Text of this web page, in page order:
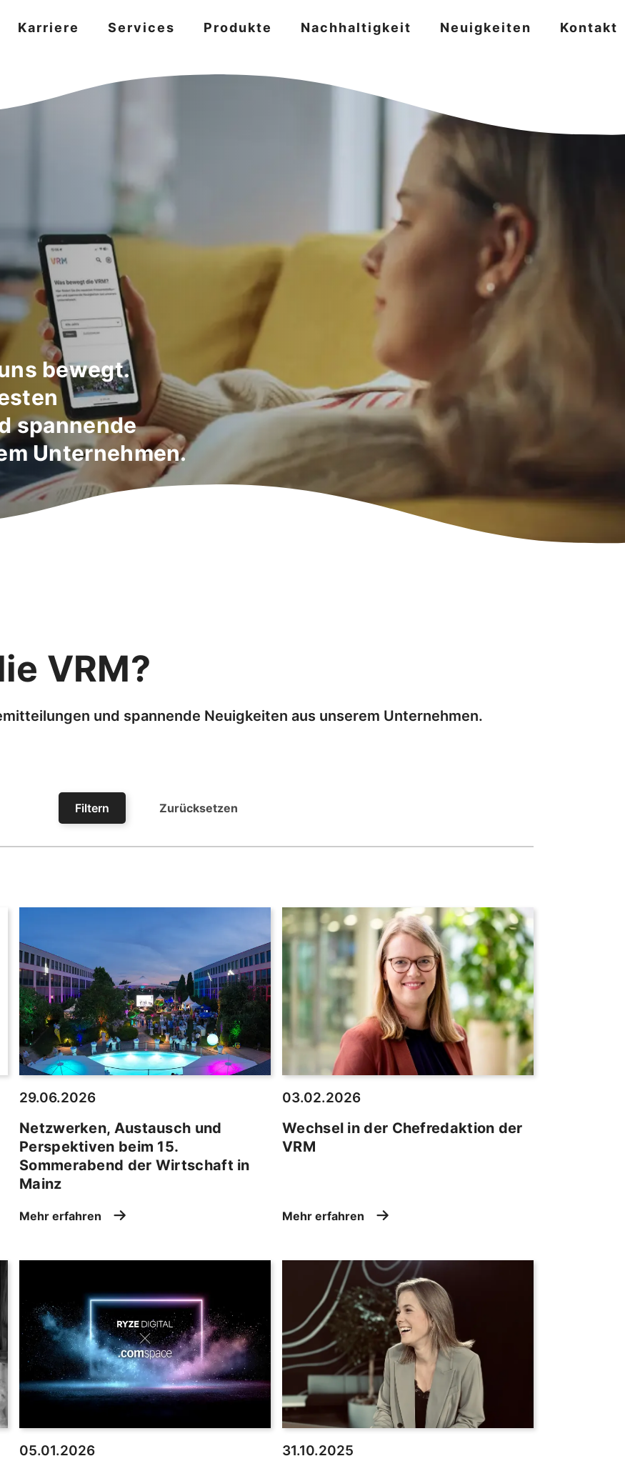
Karriere Services Produkte Nachhaltigkeit Neuigkeiten Kontakt
bewegt.
spannende
Unternehmen.
VRM?
und spannende Neuigkeiten aus unserem Unternehmen.
Filtern Zurücksetzen
29.06.2026
Netzwerken, Austausch und
Perspektiven beim 15.
Sommerabend der Wirtschaft in
Mainz
Mehr erfahren
03.02.2026
Wechsel in der Chefredaktion der
VRM
Mehr erfahren
05.01.2026 31.10.2025